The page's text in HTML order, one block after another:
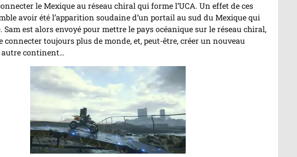
le Mexique au réseau chiral qui forme l’UCA. Un effet de ces
avoir été l’apparition soudaine d’un portail au sud du Mexique qui
Sam est alors envoyé pour mettre le pays océanique sur le réseau chiral,
connecter toujours plus de monde, et, peut-être, créer un nouveau
continent…